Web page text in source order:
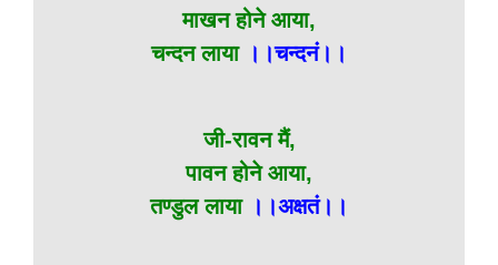
माखन होने आया,
चन्दन लाया ।।चन्दनं।।
जी-रावन मैं,
पावन होने आया,
तण्डुल लाया।।अक्षतं।।